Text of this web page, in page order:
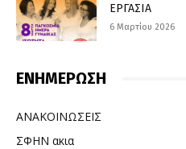
ΕΡΓΑΣΙΑ
6 Μαρτίου 2026
ΕΝΗΜΕΡΩΣΗ
ΑΝΑΚΟΙΝΩΣΕΙΣ
ΣΦΗΝ ακια